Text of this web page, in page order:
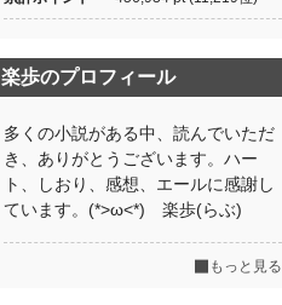
楽歩のプロフィール
多くの小説がある中、読んでいただ
き、ありがとうございます。ハー
ト、しおり、感想、エールに感謝し
ています。(*>ω<*)ゞ楽歩(らぶ)
もっと見る